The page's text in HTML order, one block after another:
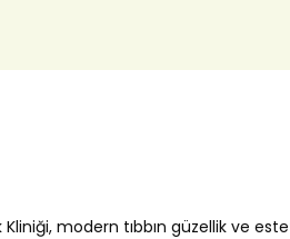
Kliniği, modern tıbbın güzellik ve